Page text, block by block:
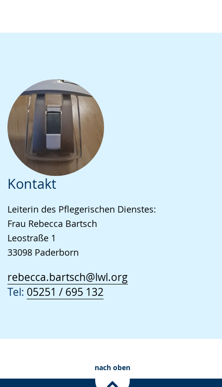
Kontakt
Leiterin des Pflegerischen Dienstes:
Frau Rebecca Bartsch
Leostraße 1
33098 Paderborn
rebecca.bartsch@lwl.org
Tel: 05251 / 695 132
nach oben